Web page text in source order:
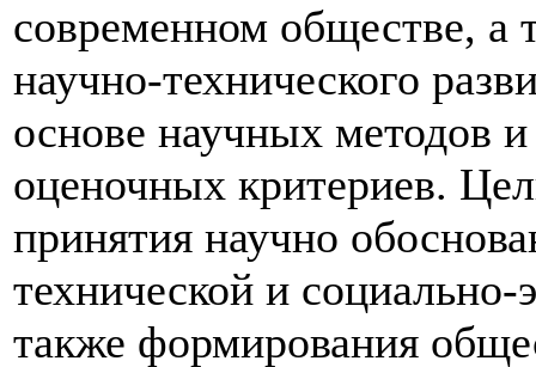
современном обществе, а
научно-технического
основе научных методов
оценочных критериев.
принятия научно
технической и
также формирования